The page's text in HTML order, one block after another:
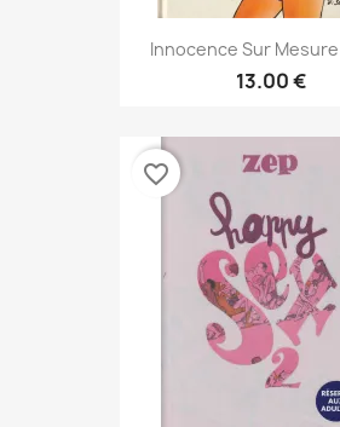
Innocence Sur
13.00 €
favorite_border